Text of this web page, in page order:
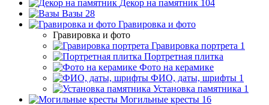
Декор на памятник 104
Вазы 28
Гравировка и фото
Гравировка и фото
Гравировка портрета 1
Портретная плитка
Фото на керамике
ФИО, даты, шрифты 1
Установка памятника 1
Могильные кресты 16